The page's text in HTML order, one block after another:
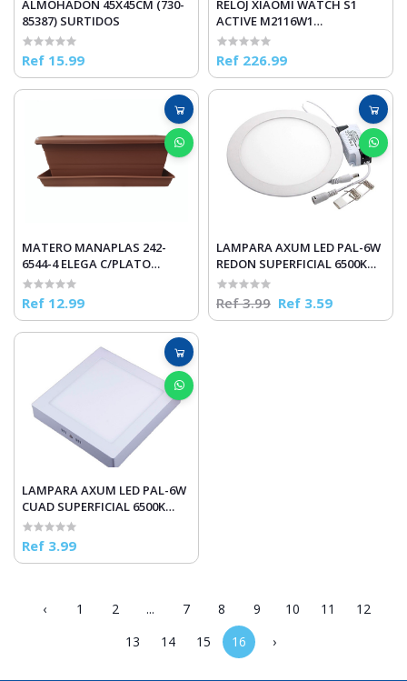
ALMOHADON 45X45CM (730-
85387) SURTIDOS
Ref 15.99
RELOJ XIAOMI WATCH S1
ACTIVE M2116W1
BLUETOOTH WHITE
Ref 226.99
MATERO MANAPLAS 242-
6544-4 ELEGA C/PLATO
C/TERRACO
Ref 12.99
LAMPARA AXUM LED PAL-6W
REDON SUPERFICIAL 6500K
LUZ/F
Ref 3.99 Ref 3.59
LAMPARA AXUM LED PAL-6W
CUAD SUPERFICIAL 6500K
LUZ/F
Ref 3.99
‹ 1 2 ... 7 8 9 10 11
12
13
14 15 16 ›